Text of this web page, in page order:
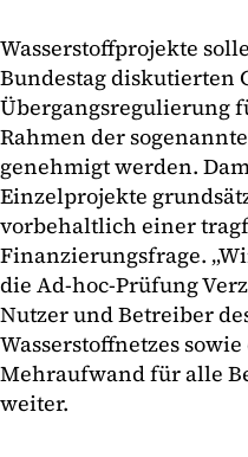
Wasserstoffprojekte
Bundestag diskutierten
Übergangsregulierung
Rahmen der
genehmigt werden.
Einzelprojekte
vorbehaltlich einer
Finanzierungsfrage.
die Ad-hoc-Prüfung
Nutzer und Betreiber
Wasserstoffnetzes
Mehraufwand für alle
weiter.